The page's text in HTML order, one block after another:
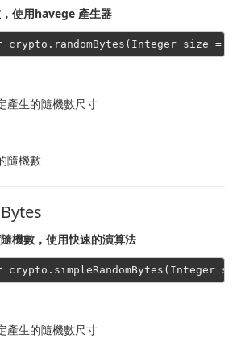
使用havege 產生器
crypto.randomBytes(Integer size =
產生的隨機數尺寸
隨機數
機數，使用快速的演算法
crypto.simpleRandomBytes(Integer
產生的隨機數尺寸